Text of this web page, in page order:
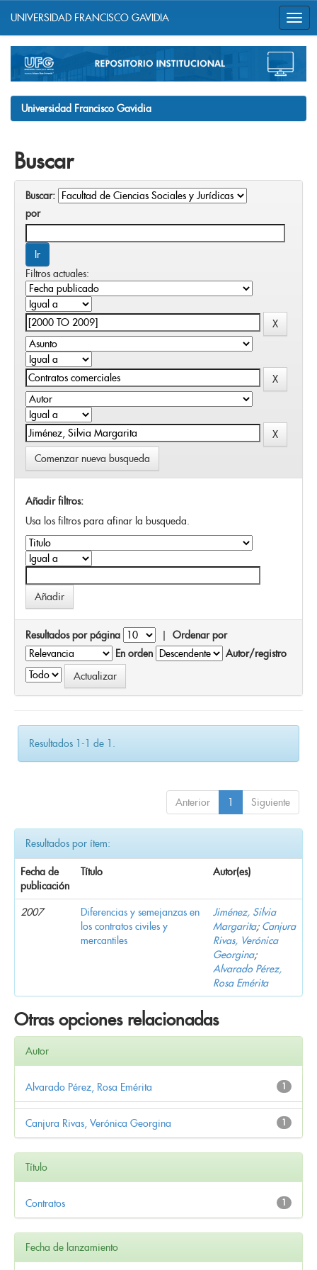
navigation
UNIVERSIDAD FRANCISCO GAVIDIA
Universidad Francisco Gavidia
Buscar
Buscar:
por
Filtros actuales:
Comenzar nueva busqueda
Añadir filtros:
Usa los filtros para afinar la busqueda.
Resultados por página | Ordenar por
En orden
Autor/registro
Resultados 1-1 de 1.
Anterior 1 Siguiente
Resultados por ítem:
Fecha de
publicación
Título Autor(es)
2007
Diferencias y semejanzas en
los contratos civiles y
mercantiles
Jiménez, Silvia
Margarita; Canjura
Rivas, Verónica
Georgina;
Alvarado Pérez,
Rosa Emérita
Otras opciones relacionadas
Autor
1
Alvarado Pérez, Rosa Emérita
1
Canjura Rivas, Verónica Georgina
Título
1
Contratos
Fecha de lanzamiento